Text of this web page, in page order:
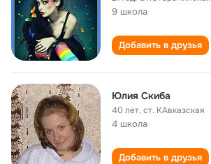
9 школа
Добавить в друзья
Юлия Скиба
40 лет,ст. КАвказская
4 школа
Добавить в друзья